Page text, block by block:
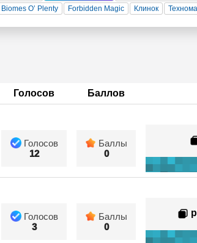
Biomes O’ Plenty Forbidden Magic Клинок
Голосов Баллов
Голосов
12
Баллы
0
Голосов
3
Баллы
0